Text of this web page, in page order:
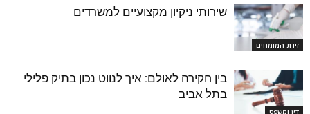
זירת המומחים
שירותי ניקיון מקצועיים למשרדים
דין ומשפט
בין חקירה לאולם: איך לנווט נכון בתיק פלילי
בתל אביב